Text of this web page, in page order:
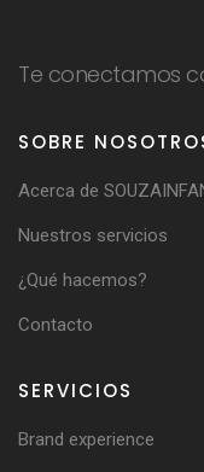
Te conectamos
SOBRE
Acerca de
Nuestros servicios
¿Qué hacemos?
Contacto
SERVICIOS
Brand experience